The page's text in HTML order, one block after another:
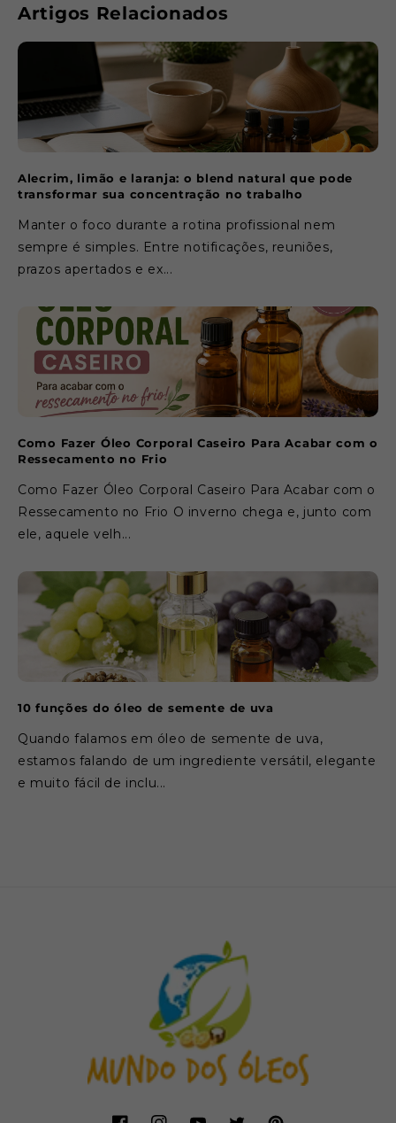
Artigos Relacionados
Alecrim, limão e laranja: o blend natural que pode
transformar sua concentração no trabalho
Manter o foco durante a rotina profissional nem
sempre é simples. Entre notificações, reuniões,
prazos apertados e ex...
Como Fazer Óleo Corporal Caseiro Para Acabar com o
Ressecamento no Frio
Como Fazer Óleo Corporal Caseiro Para Acabar com o
Ressecamento no Frio O inverno chega e, junto com
ele, aquele velh...
10 funções do óleo de semente de uva
Quando falamos em óleo de semente de uva,
estamos falando de um ingrediente versátil, elegante
e muito fácil de inclu...